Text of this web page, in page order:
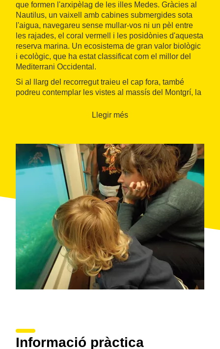
que formen l'arxipèlag de les illes Medes. Gràcies al
Nautilus, un vaixell amb cabines submergides sota
l'aigua, navegareu sense mullar-vos ni un pèl entre
les rajades, el coral vermell i les posidònies d'aquesta
reserva marina. Un ecosistema de gran valor biològic
i ecològic, que ha estat classificat com el millor del
Mediterrani Occidental.
Si al llarg del recorregut traieu el cap fora, també
podreu contemplar les vistes al massís del Montgrí, la
cova marina que es pot travessar en caiac. Al final de
l'endemà llogar-hi una bicicleta: la ruta circular del
Baix Ter us portarà de l'Estartit fins a Torroella.
Llegir més
Informació pràctica